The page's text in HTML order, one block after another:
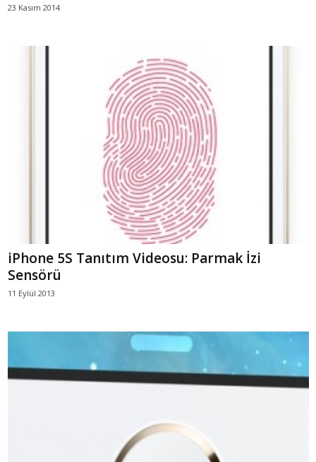
23 Kasım 2014
iPhone 5S Tanıtım Videosu: Parmak İzi
Sensörü
11 Eylül 2013